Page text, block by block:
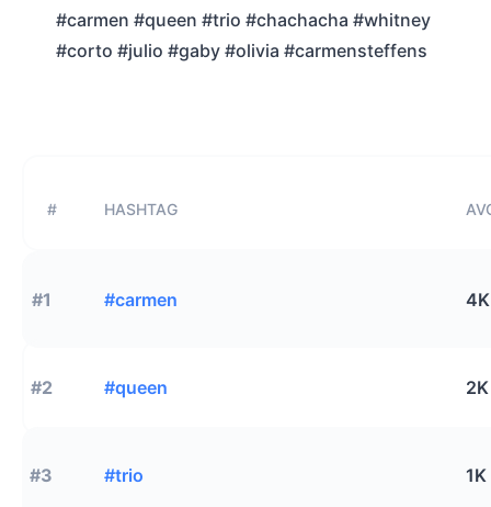
#carmen #queen #trio #chachacha #whitney
#corto #julio #gaby #olivia #carmensteffens
# HASHTAG
#1 #carmen 4K
#2 #queen 2K
#3 #trio 1K